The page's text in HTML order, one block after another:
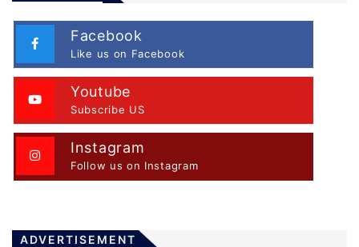
Facebook
Like us on Facebook
Youtube
Subscribe US
Instagram
Follow us on Instagram
ADVERTISEMENT